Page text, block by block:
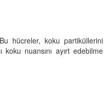
hücreler, koku partiküllerini
nuansını ayırt edebilme
Adaptasyon
22.09.2025